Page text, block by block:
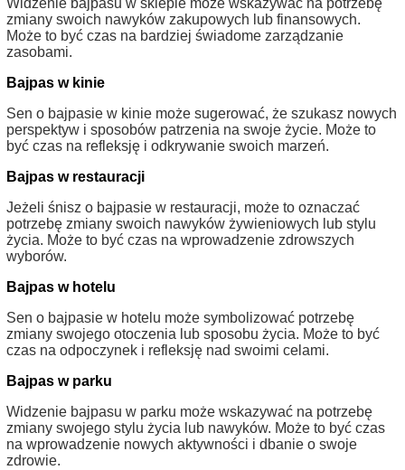
Widzenie bajpasu w sklepie może wskazywać na potrzebę
zmiany swoich nawyków zakupowych lub finansowych.
Może to być czas na bardziej świadome zarządzanie
zasobami.
Bajpas w kinie
Sen o bajpasie w kinie może sugerować, że szukasz nowych
perspektyw i sposobów patrzenia na swoje życie. Może to
być czas na refleksję i odkrywanie swoich marzeń.
Bajpas w restauracji
Jeżeli śnisz o bajpasie w restauracji, może to oznaczać
potrzebę zmiany swoich nawyków żywieniowych lub stylu
życia. Może to być czas na wprowadzenie zdrowszych
wyborów.
Bajpas w hotelu
Sen o bajpasie w hotelu może symbolizować potrzebę
zmiany swojego otoczenia lub sposobu życia. Może to być
czas na odpoczynek i refleksję nad swoimi celami.
Bajpas w parku
Widzenie bajpasu w parku może wskazywać na potrzebę
zmiany swojego stylu życia lub nawyków. Może to być czas
na wprowadzenie nowych aktywności i dbanie o swoje
zdrowie.